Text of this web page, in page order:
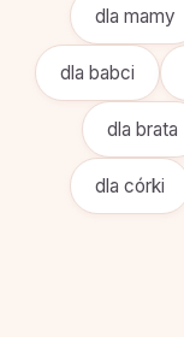
dla mamy
dla babci
dla brata
dla córki